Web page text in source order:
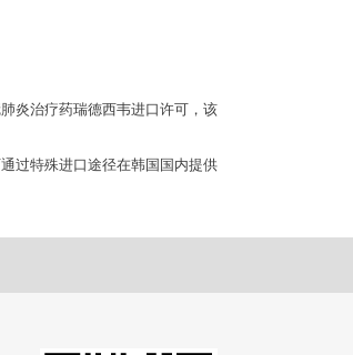
炎治疗药瑞德西韦进口许可，该
过特殊进口途径在韩国国内提供